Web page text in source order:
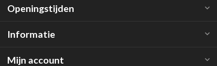
Openingstijden
Informatie
Mijn account